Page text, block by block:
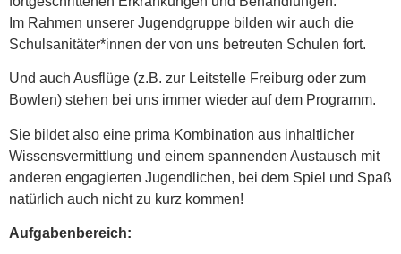
Im Rahmen unserer Jugendgruppe bilden wir auch die
Schulsanitäter*innen der von uns betreuten Schulen fort.
Und auch Ausflüge (z.B. zur Leitstelle Freiburg oder zum
Bowlen) stehen bei uns immer wieder auf dem Programm.
Sie bildet also eine prima Kombination aus inhaltlicher
Wissensvermittlung und einem spannenden Austausch mit
anderen engagierten Jugendlichen, bei dem Spiel und Spaß
natürlich auch nicht zu kurz kommen!
Aufgabenbereich: